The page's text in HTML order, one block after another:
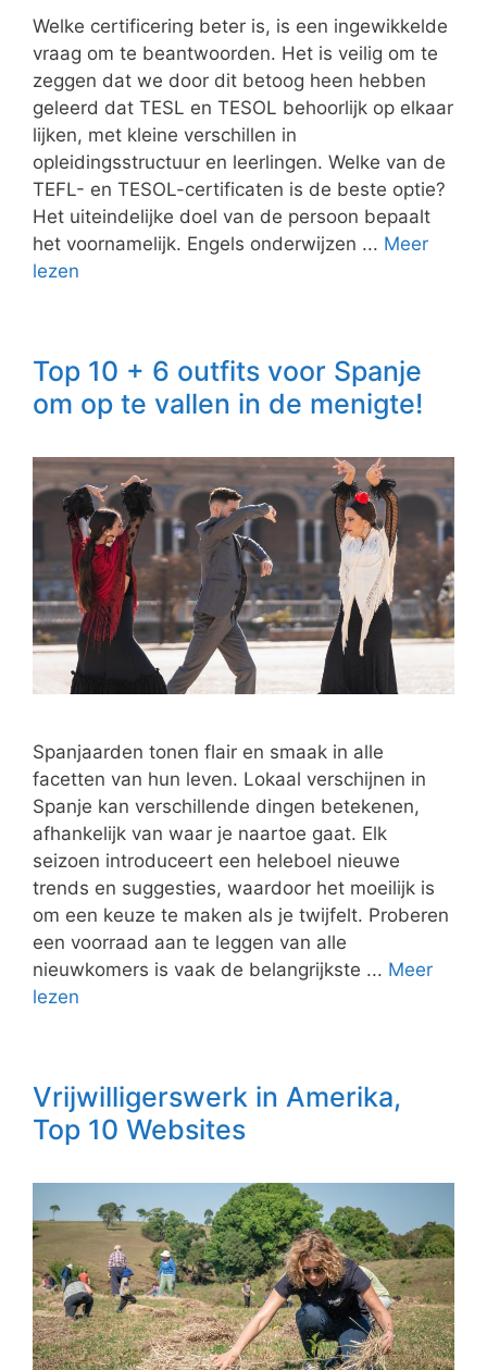
Welke certificering beter is, is een ingewikkelde
vraag om te beantwoorden. Het is veilig om te
zeggen dat we door dit betoog heen hebben
geleerd dat TESL en TESOL behoorlijk op elkaar
lijken, met kleine verschillen in
opleidingsstructuur en leerlingen. Welke van de
TEFL- en TESOL-certificaten is de beste optie?
Het uiteindelijke doel van de persoon bepaalt
het voornamelijk. Engels onderwijzen ... Meer
lezen
Top 10 + 6 outfits voor Spanje
om op te vallen in de menigte!
Spanjaarden tonen flair en smaak in alle
facetten van hun leven. Lokaal verschijnen in
Spanje kan verschillende dingen betekenen,
afhankelijk van waar je naartoe gaat. Elk
seizoen introduceert een heleboel nieuwe
trends en suggesties, waardoor het moeilijk is
om een keuze te maken als je twijfelt. Proberen
een voorraad aan te leggen van alle
nieuwkomers is vaak de belangrijkste ... Meer
lezen
Vrijwilligerswerk in Amerika,
Top 10 Websites